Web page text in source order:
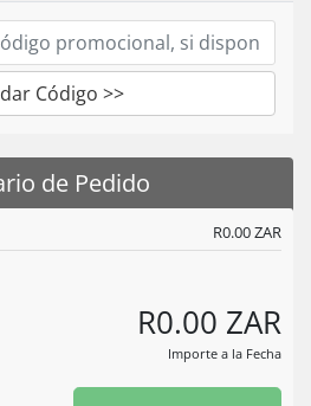
Código >>
de Pedido
R0.00 ZAR
R0.00 ZAR
Importe a la Fecha